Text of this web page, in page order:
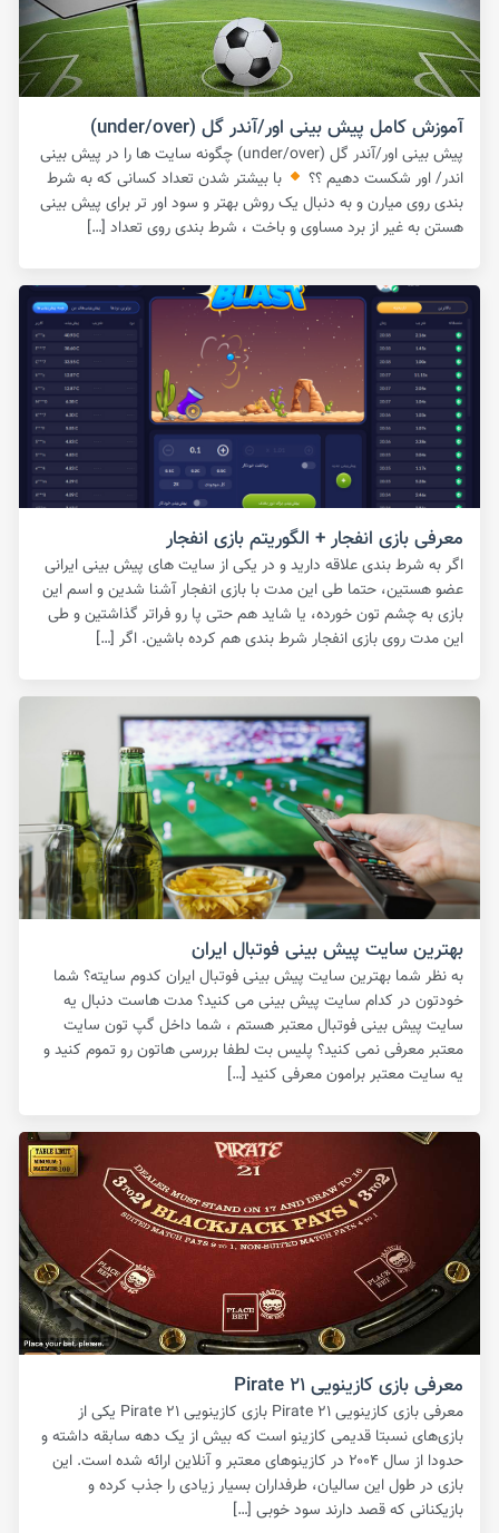
آموزش کامل پیش بینی اور/آندر گل (under/over)
پیش بینی اور/آندر گل (under/over) چگونه سایت ها را در پیش بینی
اندر/ اور شکست دهیم ؟؟
با بیشتر شدن تعداد کسانی که به شرط
بندی روی میارن و به دنبال یک روش بهتر و سود اور تر برای پیش بینی
هستن به غیر از برد مساوی و باخت ، شرط بندی روی تعداد […]
معرفی بازی انفجار + الگوریتم بازی انفجار
اگر به شرط بندی علاقه دارید و در یکی از سایت های پیش بینی ایرانی
عضو هستین، حتما طی این مدت با بازی انفجار آشنا شدین و اسم این
بازی به چشم تون خورده، یا شاید هم حتی پا رو فراتر گذاشتین و طی
این مدت روی بازی انفجار شرط بندی هم کرده باشین. اگر […]
بهترین سایت پیش بینی فوتبال ایران
به نظر شما بهترین سایت پیش بینی فوتبال ایران کدوم سایته؟ شما
خودتون در کدام سایت پیش بینی می کنید؟ مدت هاست دنبال یه
سایت پیش بینی فوتبال معتبر هستم ، شما داخل گپ تون سایت
معتبر معرفی نمی کنید؟ پلیس بت لطفا بررسی هاتون رو تموم کنید و
یه سایت معتبر برامون معرفی کنید […]
معرفی بازی کازینویی Pirate ۲۱
معرفی بازی کازینویی Pirate ۲۱ بازی کازینویی Pirate ۲۱ یکی از
بازی‌های نسبتا قدیمی کازینو است که بیش از یک دهه سابقه داشته و
حدودا از سال ۲۰۰۴ در کازینوهای معتبر و آنلاین ارائه شده است. این
بازی در طول این سالیان، طرفداران بسیار زیادی را جذب کرده و
بازیکنانی که قصد دارند سود خوبی […]